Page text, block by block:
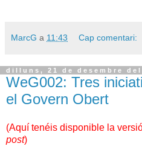
MarcG a 11:43 Cap comentari:
dilluns, 21 de desembre del
WeG002: Tres
el Govern Obert
(Aquí tenéis disponible la
post)